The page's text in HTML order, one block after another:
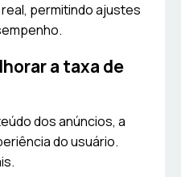
permitindo ajustes
a taxa de
dos anúncios, a
do usuário.